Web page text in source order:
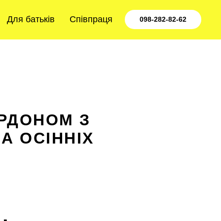
Для батьків Співпраця 098-282-82-62
З
ОСІННІХ